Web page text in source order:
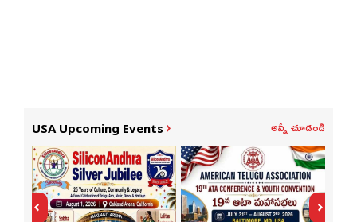
USA Upcoming Events అన్నీ చూడండి